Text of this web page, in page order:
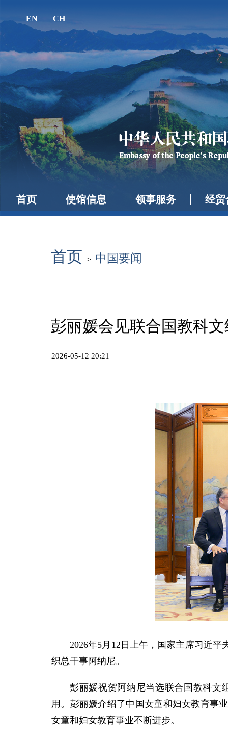
EN CH
首页 使馆信息 领事服务 经贸
首页 > 中国要闻
彭丽媛会见联合国教科
2026-05-12 20:21
2026年5月12日上午，国家主席习近
织总干事阿纳尼。
彭丽媛祝贺阿纳尼当选联合国教科文
用。彭丽媛介绍了中国女童和妇女教育事
女童和妇女教育事业不断进步。